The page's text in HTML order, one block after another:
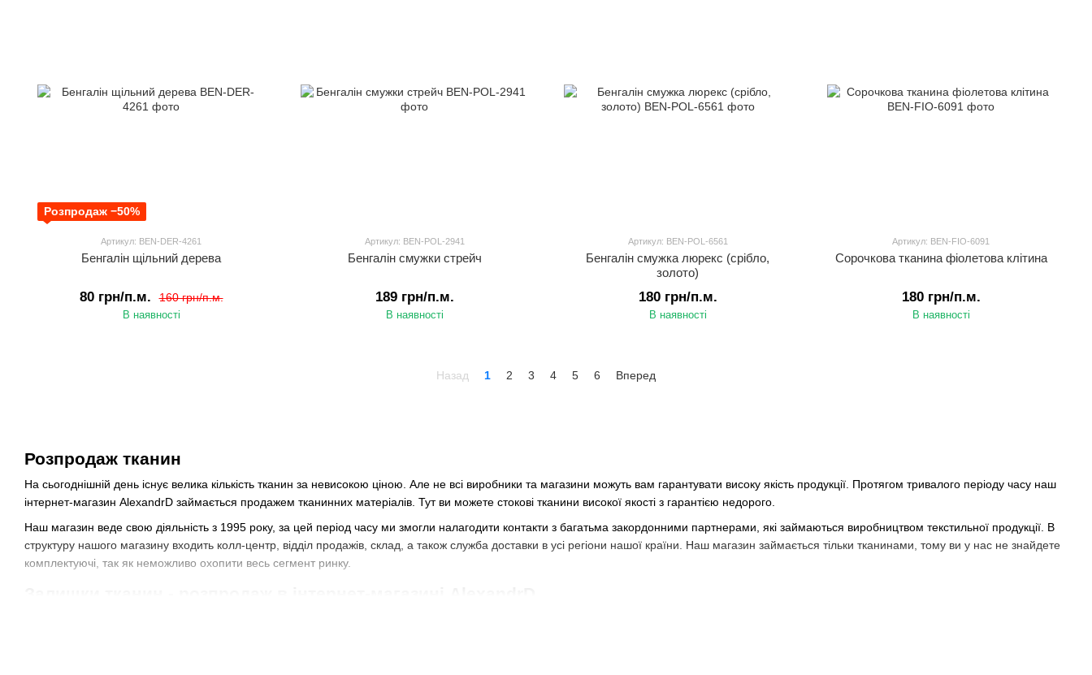
Розпродаж тканин
На сьогоднішній день існує велика кількість тканин за невисокою ціною. Але не всі виробники та магазини можуть вам гарантувати високу якість продукції. Протягом тривалого періоду часу наш
інтернет-магазин AlexandrD займається продажем тканинних матеріалів. Тут ви можете стокові тканини високої якості з гарантією недорого.
Наш магазин веде свою діяльність з 1995 року, за цей період часу ми змогли налагодити контакти з багатьма закордонними партнерами, які займаються виробництвом текстильної продукції. В
структуру нашого магазину входить колл-центр, відділ продажів, склад, а також служба доставки в усі регіони нашої країни. Наш магазин займається тільки тканинами, тому ви у нас не знайдете
комплектуючі, так як неможливо охопити весь сегмент ринку.
Розпродаж −50%
Артикул: BEN-DER-4261
Бенгалін щільний дерева
160 грн/п.м.
80 грн/п.м.
В наявності
Артикул: BEN-POL-2941
Бенгалін смужки стрейч
189 грн/п.м.
В наявності
Артикул: BEN-POL-6561
Бенгалін смужка люрекс (срібло,
золото)
180 грн/п.м.
В наявності
Артикул: BEN-FIO-6091
Сорочкова тканина фіолетова клітина
180 грн/п.м.
В наявності
Назад 1 2 3 4 5 6 Вперед